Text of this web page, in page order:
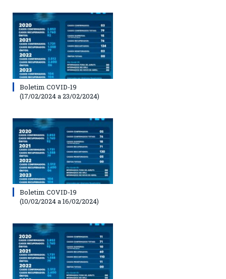
Boletim COVID-19
(17/02/2024 a 23/02/2024)
Boletim COVID-19
(10/02/2024 a 16/02/2024)